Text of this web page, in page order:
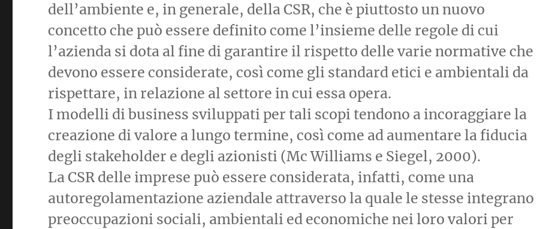
dell’ambiente e, in generale, della CSR, che è piuttosto un nuovo
concetto che può essere definito come l’insieme delle regole di cui
l’azienda si dota al fine di garantire il rispetto delle varie normative che
devono essere considerate, così come gli standard etici e ambientali da
rispettare, in relazione al settore in cui essa opera.
I modelli di business sviluppati per tali scopi tendono a incoraggiare la
creazione di valore a lungo termine, così come ad aumentare la fiducia
degli stakeholder e degli azionisti (Mc Williams e Siegel, 2000).
La CSR delle imprese può essere considerata, infatti, come una
autoregolamentazione aziendale attraverso la quale le stesse integrano
preoccupazioni sociali, ambientali ed economiche nei loro valori per